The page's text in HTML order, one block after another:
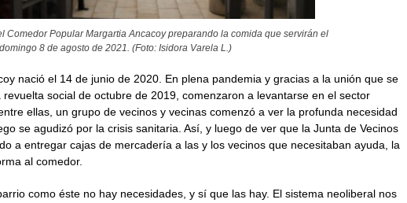
Comedor Popular Margartia Ancacoy preparando la comida que servirán el
domingo 8 de agosto de 2021. (Foto: Isidora Varela L.)
nació el 14 de junio de 2020. En plena pandemia y gracias a la unión que se
social de octubre de 2019, comenzaron a levantarse en el sector
ellas, un grupo de vecinos y vecinas comenzó a ver la profunda necesidad
se agudizó por la crisis sanitaria. Así, y luego de ver que la Junta de Vecinos
a entregar cajas de mercadería a las y los vecinos que necesitaban ayuda, la
al comedor.
como éste no hay necesidades, y sí que las hay. El sistema neoliberal nos